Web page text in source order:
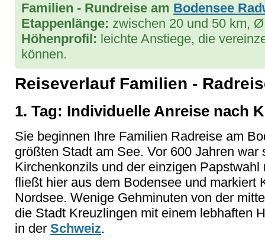
Familien - Rundreise am Bodensee
Etappenlänge: zwischen 20 und 50 km,
Höhenprofil: leichte Anstiege, die
können.
Reiseverlauf Familien -
1. Tag: Individuelle Anreise nach
Sie beginnen Ihre Familien Radreise am
größten Stadt am See. Vor 600 Jahren war
Kirchenkonzils und der einzigen
fließt hier aus dem Bodensee und markiert
Nordsee. Wenige Gehminuten von der
die Stadt Kreuzlingen mit einem lebhaften
in der Schweiz.